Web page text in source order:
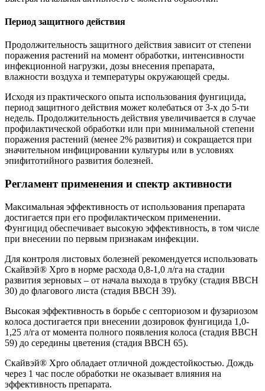
Период защитного действия
Продолжительность защитного действия зависит от степени
поражения растений на момент обработки, интенсивности
инфекционной нагрузки, дозы внесения препарата,
влажности воздуха и температуры окружающей среды.
Исходя из практического опыта использования фунгицида,
период защитного действия может колебаться от 3-х до 5-ти
недель. Продолжительность действия увеличивается в случае
профилактической обработки или при минимальной степени
поражения растений (менее 2% развития) и сокращается при
значительном инфицировании культуры или в условиях
эпифитотийного развития болезней.
Регламент применения и спектр активности
Максимальная эффективность от использования препарата
достигается при его профилактическом применении.
Фунгицид обеспечивает высокую эффективность, в том числе
при внесении по первым признакам инфекции.
Для контроля листовых болезней рекомендуется использовать
Скайвэй® Хpro в норме расхода 0,8-1,0 л/га на стадии
развития зерновых – от начала выхода в трубку (стадия ВВСН
30) до флагового листа (стадия ВВСН 39).
Высокая эффективность в борьбе с септориозом и фузариозом
колоса достигается при внесении дозировок фунгицида 1,0-
1,25 л/га от момента полного появления колоса (стадия ВВСН
59) до середины цветения (стадия ВВСН 65).
Скайвэй® Хpro обладает отличной дождестойкостью. Дождь
через 1 час после обработки не оказывает влияния на
эффективность препарата.